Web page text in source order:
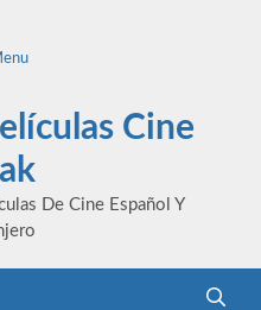
Cine
De Cine Español Y